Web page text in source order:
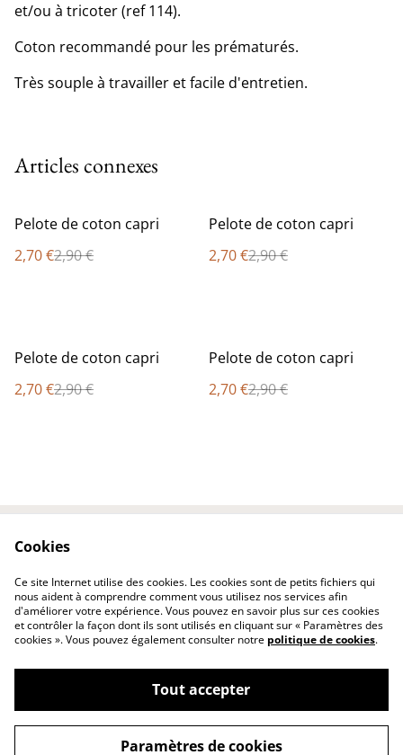
et/ou à tricoter (ref 114).
Coton recommandé pour les prématurés.
Très souple à travailler et facile d'entretien.
Articles connexes
%
Pelote de coton capri
2,70 €2,90 €
%
Pelote de coton capri
2,70 €2,90 €
%
Pelote de coton capri
2,70 €2,90 €
%
Pelote de coton capri
2,70 €2,90 €
Politique de
confidentialité
Politique de cookies
©2026katou créations
Cookies
Ce site Internet utilise des cookies. Les cookies sont de petits fichiers qui
nous aident à comprendre comment vous utilisez nos services afin
d'améliorer votre expérience. Vous pouvez en savoir plus sur ces cookies
et contrôler la façon dont ils sont utilisés en cliquant sur « Paramètres des
cookies ». Vous pouvez également consulter notre politique de cookies.
Tout accepter
Paramètres de cookies